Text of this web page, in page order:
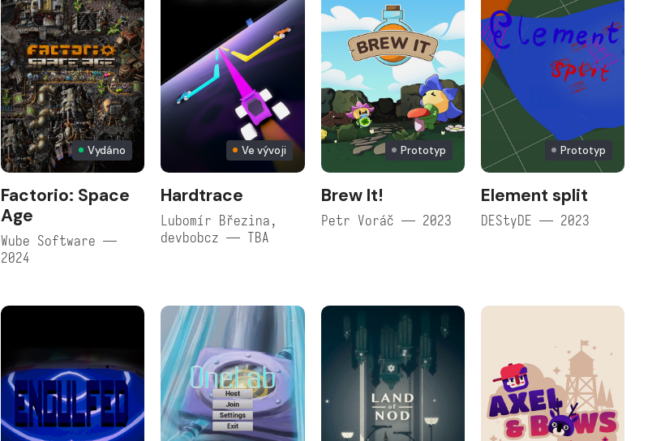
Vydáno
Factorio: Space
Age
Wube Software —
2024
Ve vývoji
Hardtrace
Lubomír Březina,
devbobcz — TBA
Prototyp
Brew It!
Petr Voráč — 2023
Prototyp
Element split
DEStyDE — 2023